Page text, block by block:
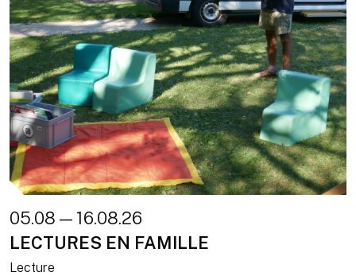
05.08 — 16.08.26
LECTURES EN FAMILLE
Lecture